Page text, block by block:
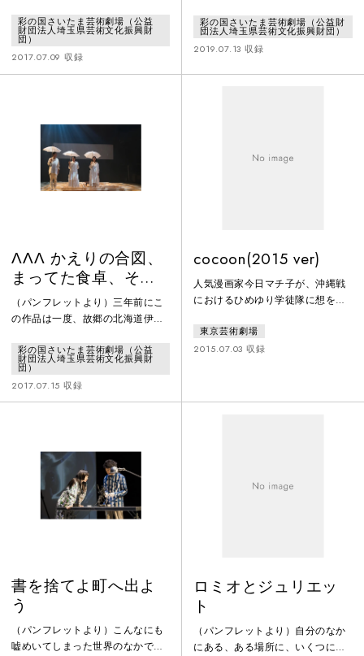
を暗闇のなかにいれて、物事を、
風景をみつめていたか、というこ
とをあらためて取り組んでみてか
んがえた。おそらく、みえている
か。右眼を塞いで、左眼だけで遠
くのほうをみつめながら、そんな
ことを想っていた。ぼやけた画面
のなかに、本
彩の国さいたま芸術劇場（公益
財団法人埼玉県芸術文化振興財
団）
2017.07.09 収録
ていくのは困難で、立ちはだかる
ものをまえに立ちつくす。見たく
ないもの、聞きたくないものに触
れてしまう瞬間が、やがて誰しも
会えなかった。たまには立ちどま
彩の国さいたま芸術劇場（公益財
団法人埼玉県芸術文化振興財団）
2019.07.13 収録
ΛΛΛ かえりの合図、
まってた食卓、そ
こ、きっと
―――――
（パンフレットより）三年前にこ
の作品は一度、故郷の北海道伊達
た。だけれどまたこうして取り組
んでいるのは、この三年間で家と
いう生命体そのものが、現在とい
う時間のなかでどう在ればよいの
つづけていたからだろう。現在と
いう時間は想像できているだろう
か。あのころの食卓のこと。ひと
りひとりの表情を。家という生命
体の内臓は、
彩の国さいたま芸術劇場（公益
財団法人埼玉県芸術文化振興財
団）
2017.07.15 収録
cocoon(2015 ver)
人気漫画家今日マチ子が、沖縄戦
におけるひめゆり学徒隊に想を得
とジプシーによって2013年に上演
された舞台版は、演劇界を震撼さ
東京芸術劇場
2015.07.03 収録
書を捨てよ町へ出よ
う
（パンフレットより）こんなにも
嘘めいてしまった世界のなかで書
ロミオとジュリエッ
ト
（パンフレットより）自分のなか
にある、ある場所に、いくつにな